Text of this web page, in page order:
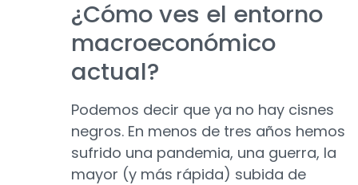
¿Cómo ves el entorno
macroeconómico
actual?
Podemos decir que ya no hay cisnes
negros. En menos de tres años hemos
sufrido una pandemia, una guerra, la
mayor (y más rápida) subida de